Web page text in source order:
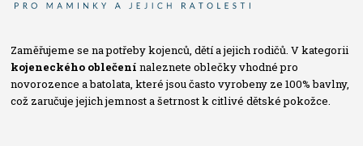
Zaměřujeme se na potřeby kojenců, dětí a jejich rodičů. V kategorii
kojeneckého oblečení naleznete oblečky vhodné pro
novorozence a batolata, které jsou často vyrobeny ze 100% bavlny,
což zaručuje jejich jemnost a šetrnost k citlivé dětské pokožce.